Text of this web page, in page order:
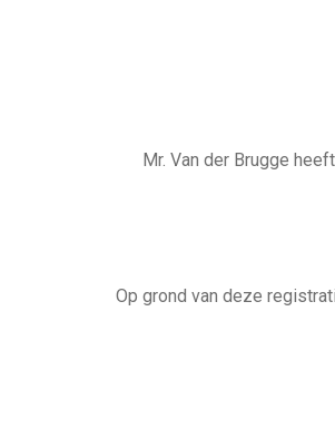
Mr. Van der Brugge
Op grond van deze